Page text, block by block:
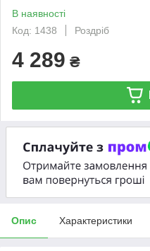
В наявності
Код: 1438
Роздріб
4 289 ₴
Опис Характеристики